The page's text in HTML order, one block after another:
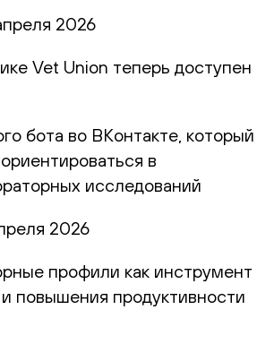
2026
Vet Union теперь доступен
бота во ВКонтакте, который
в
исследований
2026
профили как инструмент
повышения продуктивности